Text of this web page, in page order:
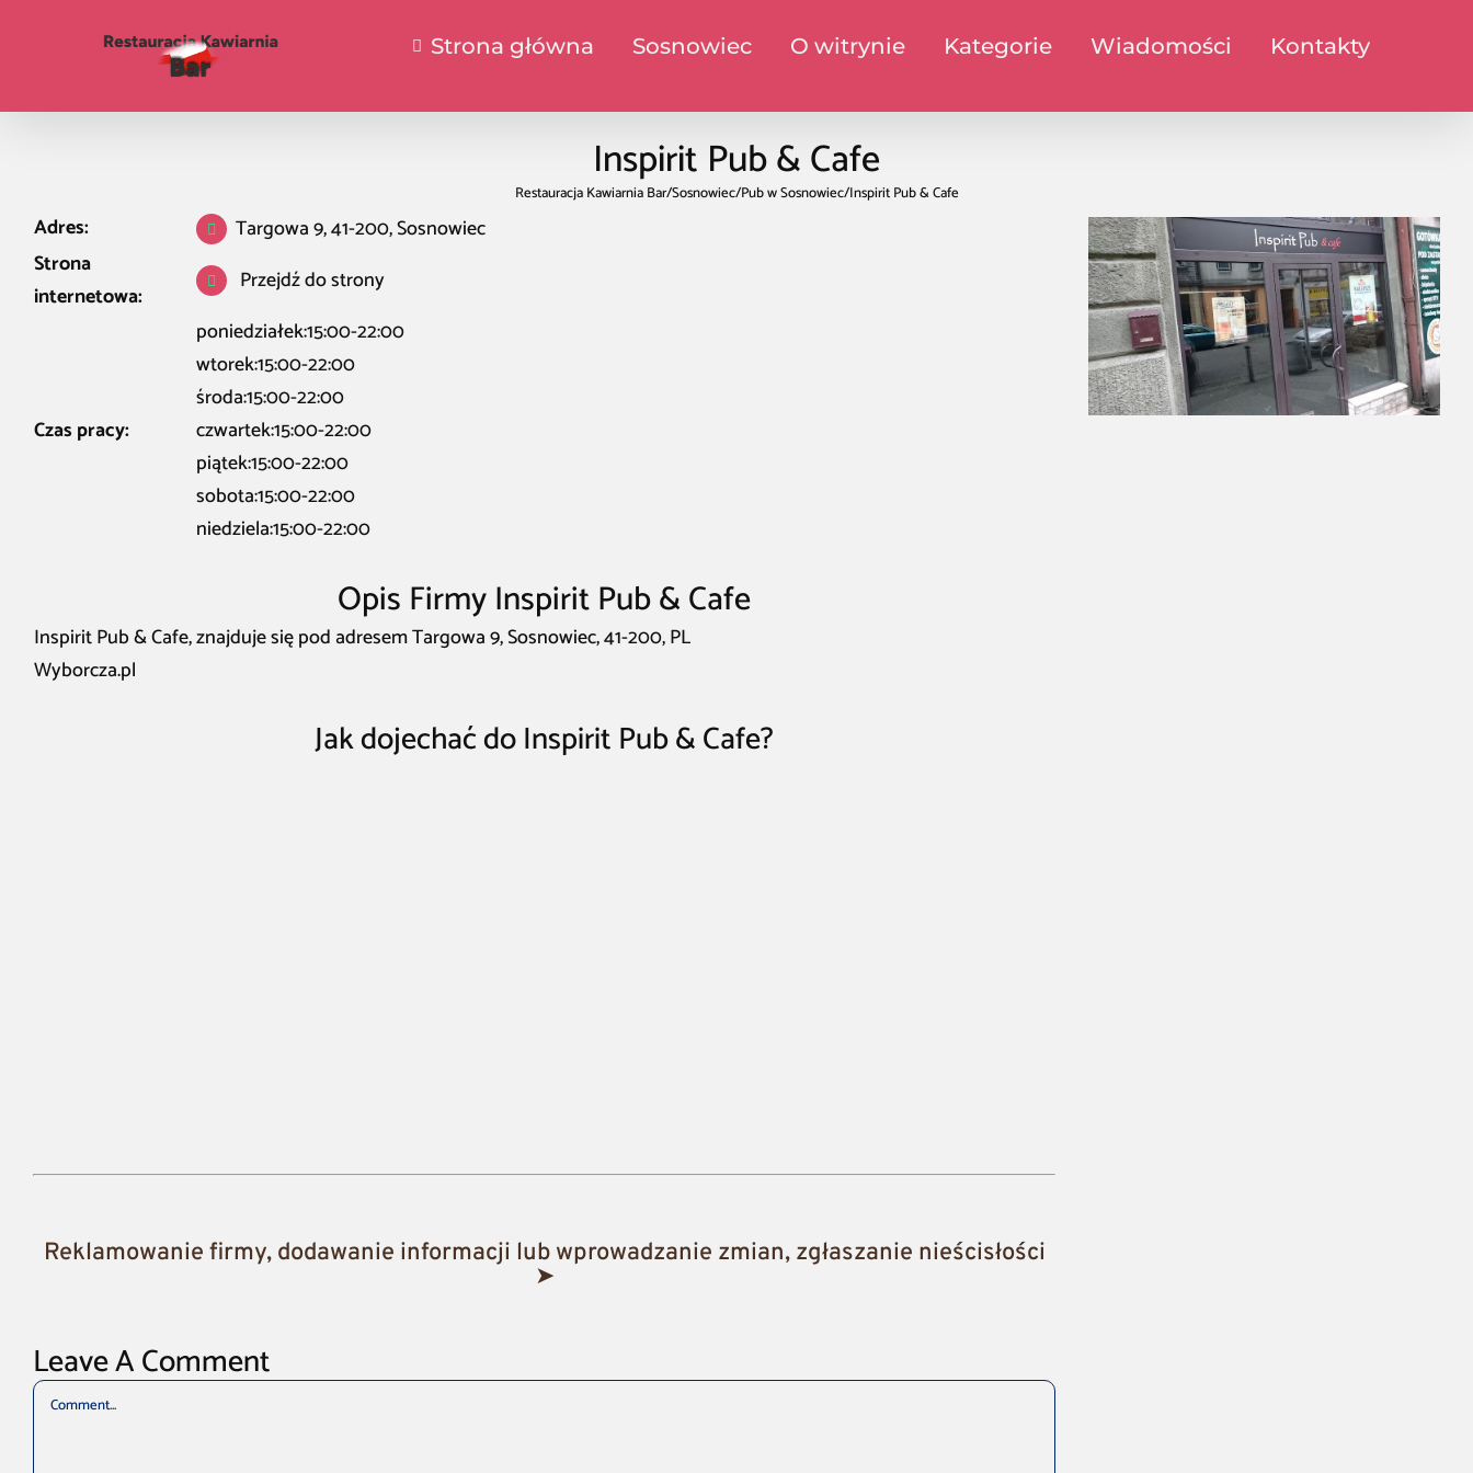
Strona główna Sosnowiec O witrynie Kategorie Wiadomości Kontakty
Inspirit Pub & Cafe
Restauracja Kawiarnia Bar/Sosnowiec/Pub w Sosnowiec/Inspirit Pub & Cafe
Adres:
Targowa 9, 41-200, Sosnowiec
Strona
internetowa:
Przejdź do strony
Czas pracy:
poniedziałek:15:00-22:00
wtorek:15:00-22:00
środa:15:00-22:00
czwartek:15:00-22:00
piątek:15:00-22:00
sobota:15:00-22:00
niedziela:15:00-22:00
Opis Firmy Inspirit Pub & Cafe
Inspirit Pub & Cafe, znajduje się pod adresem Targowa 9, Sosnowiec, 41-200, PL
Wyborcza.pl
Jak dojechać do Inspirit Pub & Cafe?
Reklamowanie firmy, dodawanie informacji lub wprowadzanie zmian, zgłaszanie nieścisłości
➤
Leave A Comment
Comment